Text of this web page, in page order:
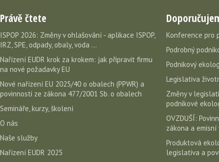
Právě čtete
ISPOP 2026: Změny v ohlašování - aplikace ISPOP,
IRZ, SPE, odpady, obaly, voda ...
Nařízení EUDR krok za krokem: jak připravit firmu
na nové požadavky EU
Nové nařízení EU 2025/40 o obalech (PPWR) a
povinnosti ze zákona 477/2001 Sb. o obalech
Semináře, kurzy, školení
O nás
Naše služby
Nařízení EUDR 2025
Konference pro
Podrobný
Podnikový
Legislativa
Změny v
podnikové
OVZDUŠÍ:
zákona a emisní
Produktová
legislativa a